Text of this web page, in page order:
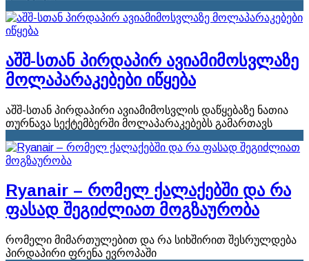
აშშ-სთან პირდაპირ ავიამიმოსვლაზე
მოლაპარაკებები იწყება
აშშ-სთან პირდაპირი ავიამიმოსვლის დაწყებაზე ნათია
თურნავა სექტემბერში მოლაპარაკებებს გამართავს
Ryanair – რომელ ქალაქებში და რა
ფასად შეგიძლიათ მოგზაურობა
რომელი მიმართულებით და რა სიხშირით შესრულდება
პირდაპირი ფრენა ევროპაში